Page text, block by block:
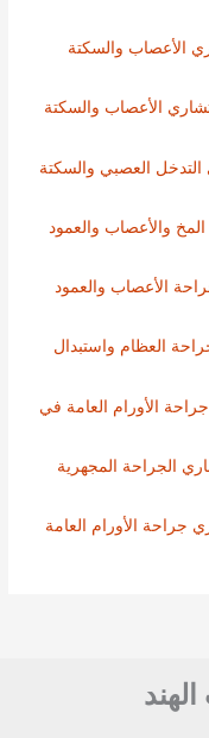
الأعصاب والسكتة
الأعصاب والسكتة
العصبي والسكتة
والأعصاب والعمود
الأعصاب والعمود
العظام واستبدال
الأورام العامة في
الجراحة المجهرية
جراحة الأورام العامة